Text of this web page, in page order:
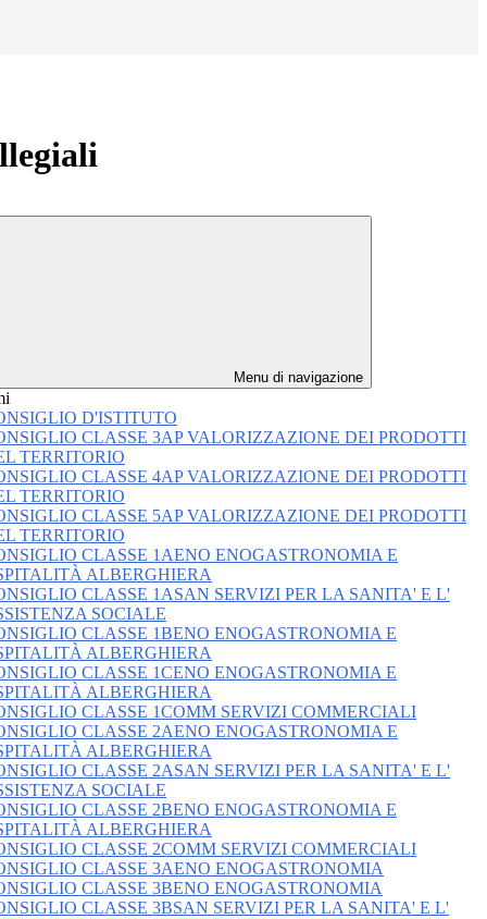
Menu di navigazione
D'ISTITUTO
CLASSE 3AP VALORIZZAZIONE DEI PRODOTTI
TERRITORIO
CLASSE 4AP VALORIZZAZIONE DEI PRODOTTI
TERRITORIO
CLASSE 5AP VALORIZZAZIONE DEI PRODOTTI
TERRITORIO
CLASSE 1AENO ENOGASTRONOMIA E
ALBERGHIERA
CLASSE 1ASAN SERVIZI PER LA SANITA' E L'
SOCIALE
CLASSE 1BENO ENOGASTRONOMIA E
ALBERGHIERA
CLASSE 1CENO ENOGASTRONOMIA E
ALBERGHIERA
CLASSE 1COMM SERVIZI COMMERCIALI
CLASSE 2AENO ENOGASTRONOMIA E
ALBERGHIERA
CLASSE 2ASAN SERVIZI PER LA SANITA' E L'
SOCIALE
CLASSE 2BENO ENOGASTRONOMIA E
ALBERGHIERA
CLASSE 2COMM SERVIZI COMMERCIALI
CLASSE 3AENO ENOGASTRONOMIA
CLASSE 3BENO ENOGASTRONOMIA
CLASSE 3BSAN SERVIZI PER LA SANITA' E L'